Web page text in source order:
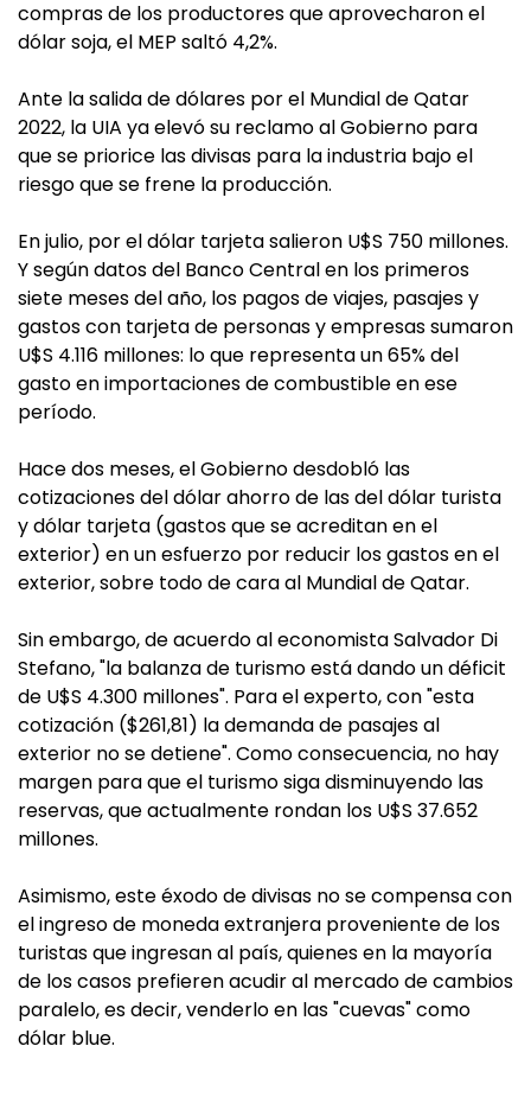
compras de los productores que aprovecharon el
dólar soja, el MEP saltó 4,2%.
Ante la salida de dólares por el Mundial de Qatar
2022, la UIA ya elevó su reclamo al Gobierno para
que se priorice las divisas para la industria bajo el
riesgo que se frene la producción.
En julio, por el dólar tarjeta salieron U$S 750 millones.
Y según datos del Banco Central en los primeros
siete meses del año, los pagos de viajes, pasajes y
gastos con tarjeta de personas y empresas sumaron
U$S 4.116 millones: lo que representa un 65% del
gasto en importaciones de combustible en ese
período.
Hace dos meses, el Gobierno desdobló las
cotizaciones del dólar ahorro de las del dólar turista
y dólar tarjeta (gastos que se acreditan en el
exterior) en un esfuerzo por reducir los gastos en el
exterior, sobre todo de cara al Mundial de Qatar.
Sin embargo, de acuerdo al economista Salvador Di
Stefano, "la balanza de turismo está dando un déficit
de U$S 4.300 millones". Para el experto, con "esta
cotización ($261,81) la demanda de pasajes al
exterior no se detiene". Como consecuencia, no hay
margen para que el turismo siga disminuyendo las
reservas, que actualmente rondan los U$S 37.652
millones.
Asimismo, este éxodo de divisas no se compensa con
el ingreso de moneda extranjera proveniente de los
turistas que ingresan al país, quienes en la mayoría
de los casos prefieren acudir al mercado de cambios
paralelo, es decir, venderlo en las "cuevas" como
dólar blue.